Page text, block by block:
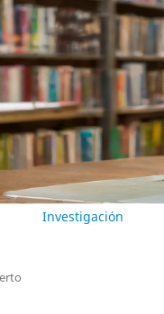
Investigación